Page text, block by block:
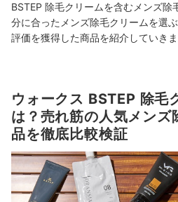
BSTEP 除毛クリームを含むメンズ除
分に合ったメンズ除毛クリームを選
評価を獲得した商品を紹介していきま
ウォークス BSTEP 除毛
は？売れ筋の人気メン
品を徹底比較検証